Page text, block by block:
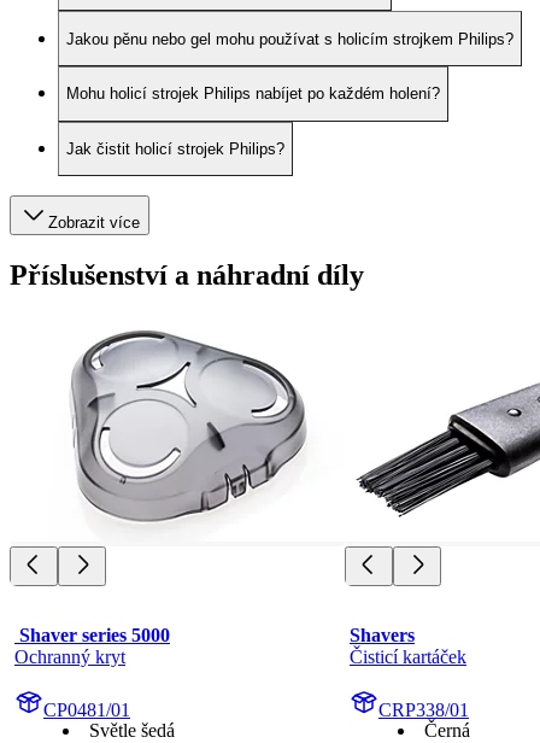
Jakou pěnu nebo gel mohu používat s holicím strojkem Philips?
Mohu holicí strojek Philips nabíjet po každém holení?
Jak čistit holicí strojek Philips?
Zobrazit více
Příslušenství a náhradní díly
Shaver series 5000
Ochranný kryt
CP0481/01
Světle šedá
Shavers
Čisticí kartáček
CRP338/01
Černá